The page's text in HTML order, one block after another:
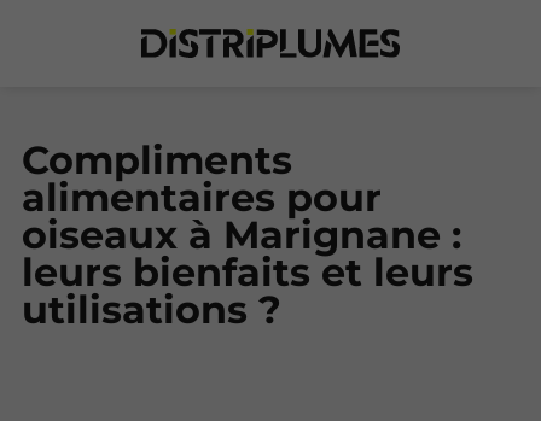
Compliments
alimentaires pour
oiseaux à Marignane :
leurs bienfaits et leurs
utilisations ?